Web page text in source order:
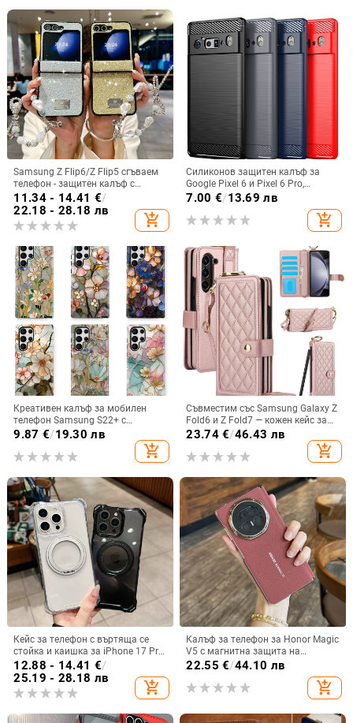
Samsung Z Flip6/Z Flip5 сгъваем
телефон - защитен калъф с
блестяща гривна
11.34 - 14.41 €/
22.18 - 28.18 лв
add_shopping_cart
Силиконов защитен калъф за
Google Pixel 6 и Pixel 6 Pro,
съвместим с Pixel 7a, пълна
7.00 €/13.69 лв
add_shopping_cart
Креативен калъф за мобилен
телефон Samsung S22+ с
остъклено цвете, защита от
падане, Ultra Film Case за Apple
13
9.87 €/19.30 лв
add_shopping_cart
Съвместим със Samsung Galaxy Z
Fold6 и Z Fold7 — кожен кейс за
телефон с слот за стилус,
сгъваем дизайн, елегантен стил, с
каишка за китката, за дами
23.74€/46.43 лв
add_shopping_cart
Кейс за телефон с въртяща се
стойка и каишка за iPhone 17 Pro
Max, 16, 15 и iPhone 11
12.88 - 14.41 €/
25.19 - 28.18 лв
add_shopping_cart
Калъф за телефон за Honor Magic
V5 с магнитна защита на
централната ос, пълна защита на
електроплатиране, защита срещу
22.55 €/44.10 лв
add_shopping_cart